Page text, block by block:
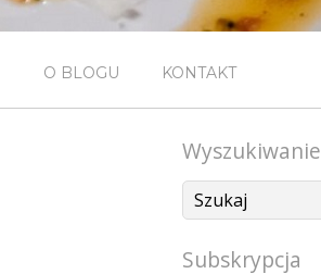
O BLOGU KONTAKT
Wyszukiwanie
Subskrypcja